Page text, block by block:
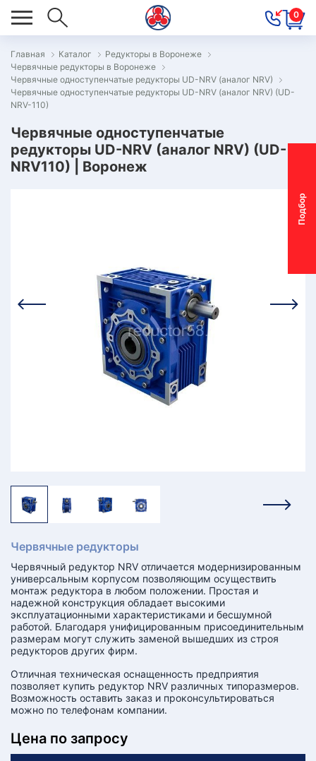
0
П
о
д
б
о
р
м
о
т
о
р
-
р
е
д
у
к
т
о
р
Главная Каталог
Редукторы в Воронеже
Червячные редукторы в Воронеже
Червячные одноступенчатые редукторы UD-NRV (аналог NRV)
Червячные одноступенчатые редукторы UD-NRV (аналог NRV) (UD-
NRV-110)
Червячные одноступенчатые
редукторы UD-NRV (аналог NRV) (UD-
NRV110) | Воронеж
Червячные редукторы
Червячный редуктор NRV отличается модернизированным
универсальным корпусом позволяющим осуществить
монтаж редуктора в любом положении. Простая и
надежной конструкция обладает высокими
эксплуатационными характеристиками и бесшумной
работой. Благодаря унифицированным присоединительным
размерам могут служить заменой вышедших из строя
редукторов других фирм.
Отличная техническая оснащенность предприятия
позволяет купить редуктор NRV различных типоразмеров.
Возможность оставить заказ и проконсультироваться
можно по телефонам компании.
Цена по запросу